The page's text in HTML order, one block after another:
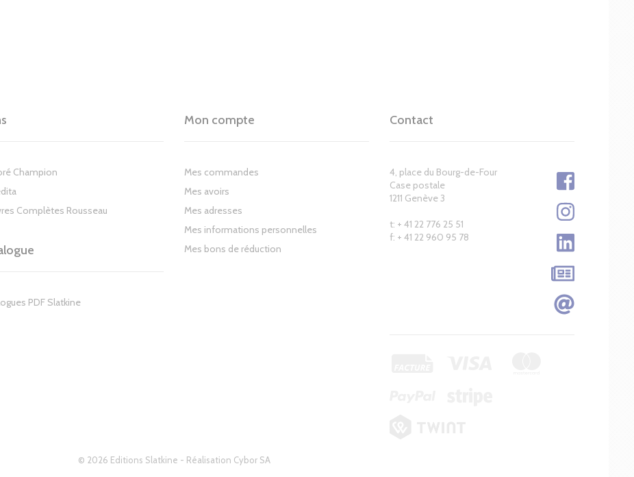
© 2026 Editions Slatkine - Réalisation Cybor SA
Champion
Complètes Rousseau
PDF Slatkine
Mon compte
Mes commandes
Mes avoirs
Mes adresses
Mes informations personnelles
Mes bons de réduction
Contact
4, place du Bourg-de-Four
Case postale
1211 Genève 3
t: + 41 22 776 25 51
f: + 41 22 960 95 78